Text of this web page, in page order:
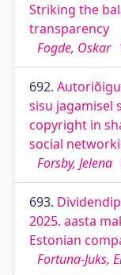
Striking the
transparency
Fogde, Oskar
692.
sisu jagamisel
copyright in
social
Forsby, Jelena
693.
2025. aasta
Estonian
Fortuna-Juks,